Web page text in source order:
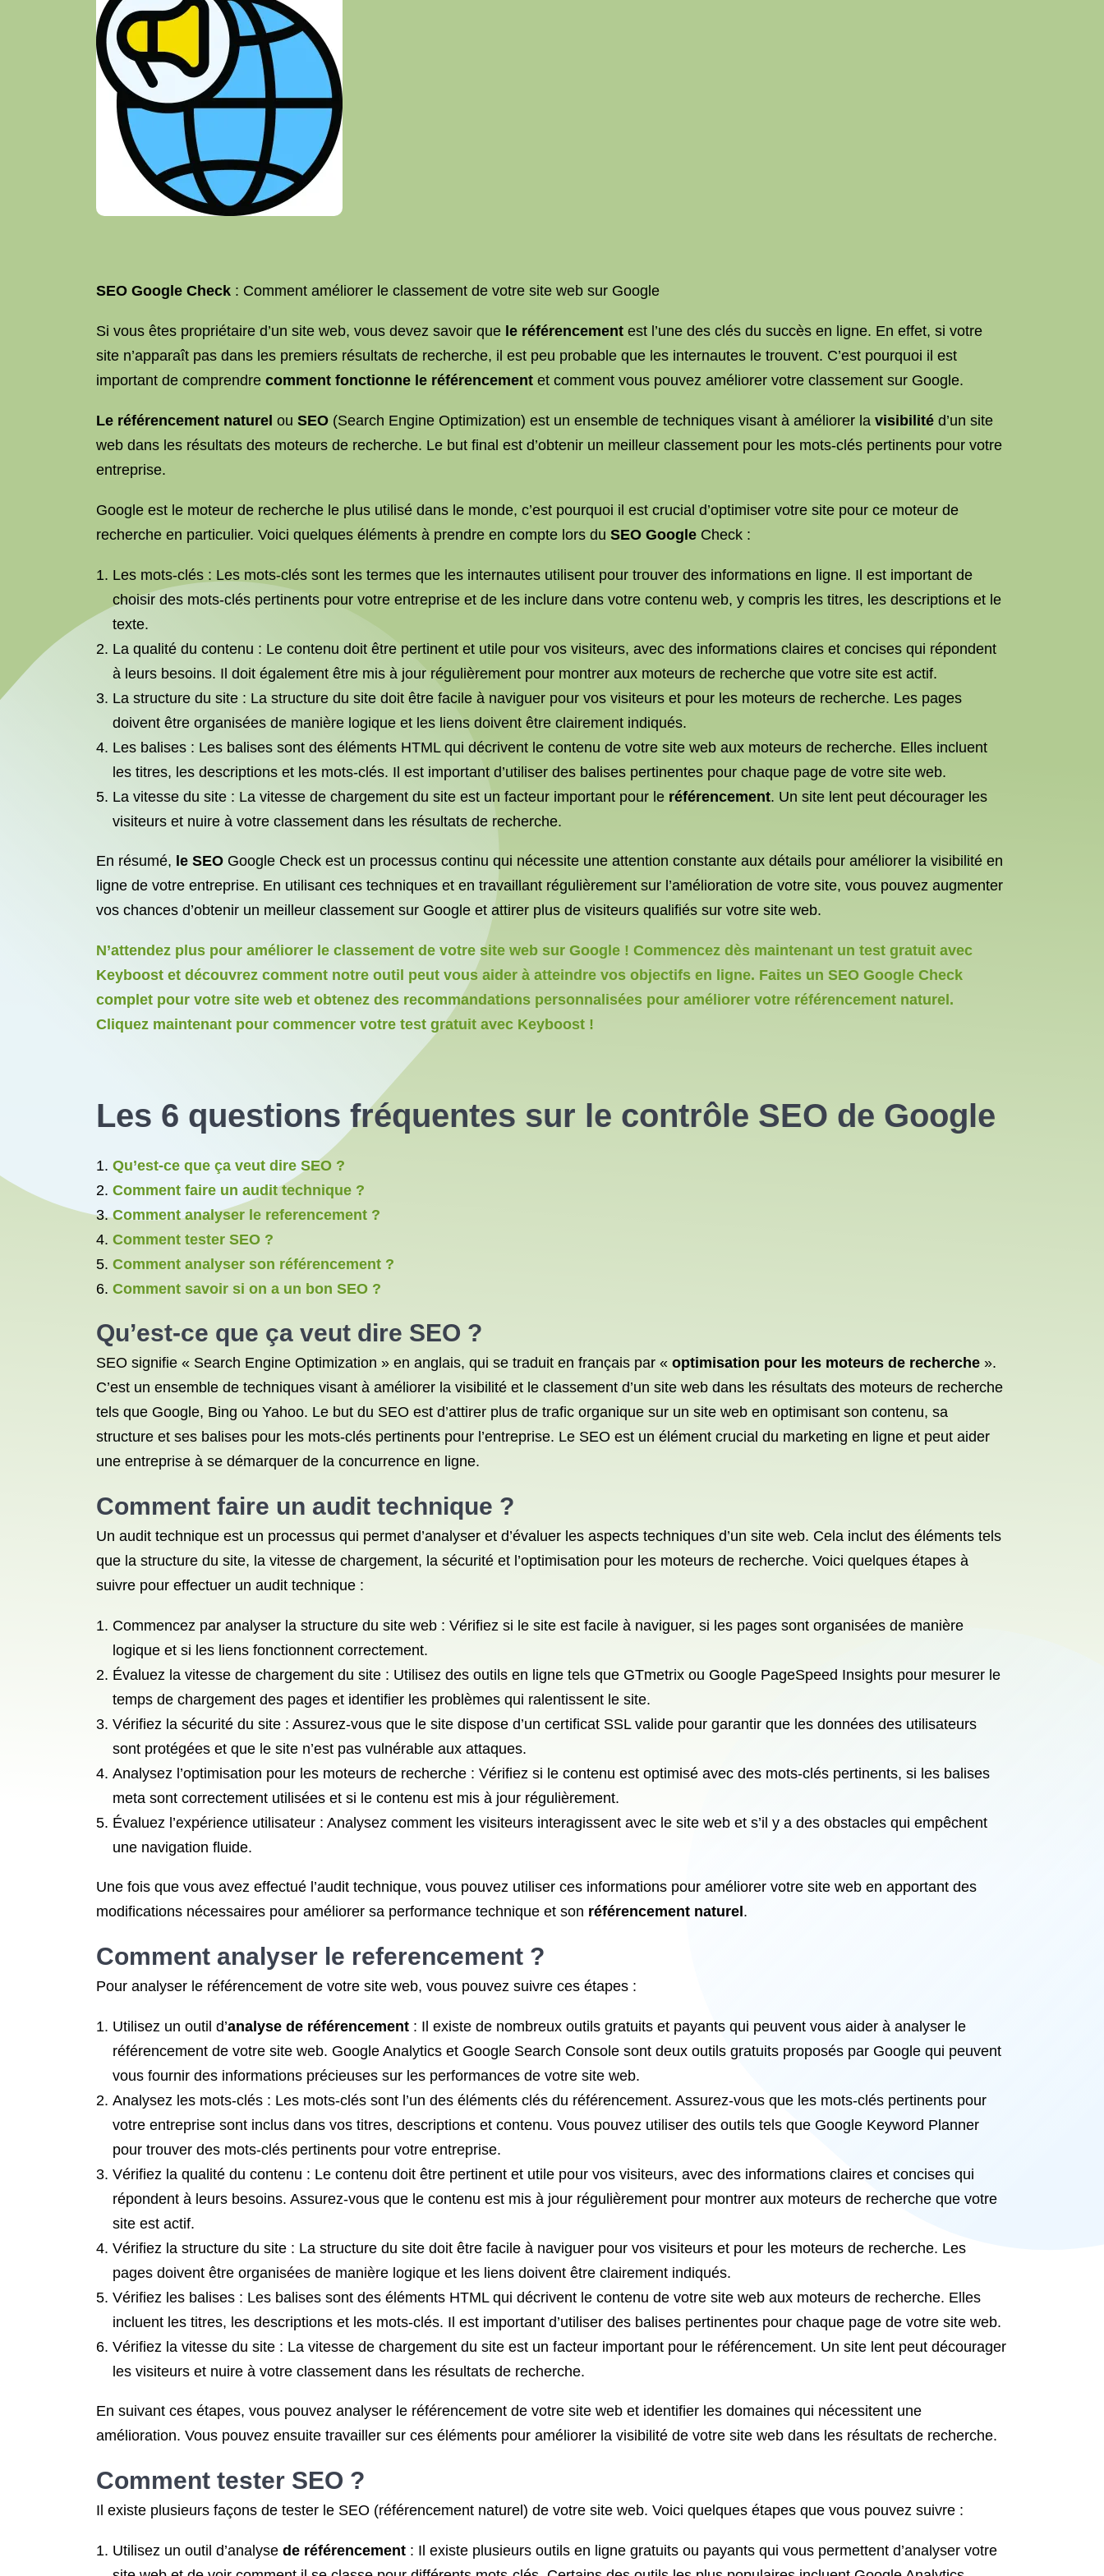
SEO Google Check : Comment améliorer le classement de votre site web sur Google
Si vous êtes propriétaire d’un site web, vous devez savoir que le référencement est l’une des clés du succès en ligne. En effet, si votre
site n’apparaît pas dans les premiers résultats de recherche, il est peu probable que les internautes le trouvent. C’est pourquoi il est
important de comprendre comment fonctionne le référencement et comment vous pouvez améliorer votre classement sur Google.
Le référencement naturel ou SEO (Search Engine Optimization) est un ensemble de techniques visant à améliorer la visibilité d’un site
web dans les résultats des moteurs de recherche. Le but final est d’obtenir un meilleur classement pour les mots-clés pertinents pour votre
entreprise.
Google est le moteur de recherche le plus utilisé dans le monde, c’est pourquoi il est crucial d’optimiser votre site pour ce moteur de
recherche en particulier. Voici quelques éléments à prendre en compte lors du SEO Google Check :
Les mots-clés : Les mots-clés sont les termes que les internautes utilisent pour trouver des informations en ligne. Il est important de
choisir des mots-clés pertinents pour votre entreprise et de les inclure dans votre contenu web, y compris les titres, les descriptions et le
texte.
La qualité du contenu : Le contenu doit être pertinent et utile pour vos visiteurs, avec des informations claires et concises qui répondent
à leurs besoins. Il doit également être mis à jour régulièrement pour montrer aux moteurs de recherche que votre site est actif.
La structure du site : La structure du site doit être facile à naviguer pour vos visiteurs et pour les moteurs de recherche. Les pages
doivent être organisées de manière logique et les liens doivent être clairement indiqués.
Les balises : Les balises sont des éléments HTML qui décrivent le contenu de votre site web aux moteurs de recherche. Elles incluent
les titres, les descriptions et les mots-clés. Il est important d’utiliser des balises pertinentes pour chaque page de votre site web.
La vitesse du site : La vitesse de chargement du site est un facteur important pour le référencement. Un site lent peut décourager les
visiteurs et nuire à votre classement dans les résultats de recherche.
En résumé, le SEO Google Check est un processus continu qui nécessite une attention constante aux détails pour améliorer la visibilité en
ligne de votre entreprise. En utilisant ces techniques et en travaillant régulièrement sur l’amélioration de votre site, vous pouvez augmenter
vos chances d’obtenir un meilleur classement sur Google et attirer plus de visiteurs qualifiés sur votre site web.
N’attendez plus pour améliorer le classement de votre site web sur Google ! Commencez dès maintenant un test gratuit avec
Keyboost et découvrez comment notre outil peut vous aider à atteindre vos objectifs en ligne. Faites un SEO Google Check
complet pour votre site web et obtenez des recommandations personnalisées pour améliorer votre référencement naturel.
Cliquez maintenant pour commencer votre test gratuit avec Keyboost !
Les 6 questions fréquentes sur le contrôle SEO de Google
Qu’est-ce que ça veut dire SEO ?
Comment faire un audit technique ?
Comment analyser le referencement ?
Comment tester SEO ?
Comment analyser son référencement ?
Comment savoir si on a un bon SEO ?
Qu’est-ce que ça veut dire SEO ?
SEO signifie « Search Engine Optimization » en anglais, qui se traduit en français par « optimisation pour les moteurs de recherche ».
C’est un ensemble de techniques visant à améliorer la visibilité et le classement d’un site web dans les résultats des moteurs de recherche
tels que Google, Bing ou Yahoo. Le but du SEO est d’attirer plus de trafic organique sur un site web en optimisant son contenu, sa
structure et ses balises pour les mots-clés pertinents pour l’entreprise. Le SEO est un élément crucial du marketing en ligne et peut aider
une entreprise à se démarquer de la concurrence en ligne.
Comment faire un audit technique ?
Un audit technique est un processus qui permet d’analyser et d’évaluer les aspects techniques d’un site web. Cela inclut des éléments tels
que la structure du site, la vitesse de chargement, la sécurité et l’optimisation pour les moteurs de recherche. Voici quelques étapes à
suivre pour effectuer un audit technique :
Commencez par analyser la structure du site web : Vérifiez si le site est facile à naviguer, si les pages sont organisées de manière
logique et si les liens fonctionnent correctement.
Évaluez la vitesse de chargement du site : Utilisez des outils en ligne tels que GTmetrix ou Google PageSpeed Insights pour mesurer le
temps de chargement des pages et identifier les problèmes qui ralentissent le site.
Vérifiez la sécurité du site : Assurez-vous que le site dispose d’un certificat SSL valide pour garantir que les données des utilisateurs
sont protégées et que le site n’est pas vulnérable aux attaques.
Analysez l’optimisation pour les moteurs de recherche : Vérifiez si le contenu est optimisé avec des mots-clés pertinents, si les balises
meta sont correctement utilisées et si le contenu est mis à jour régulièrement.
Évaluez l’expérience utilisateur : Analysez comment les visiteurs interagissent avec le site web et s’il y a des obstacles qui empêchent
une navigation fluide.
Une fois que vous avez effectué l’audit technique, vous pouvez utiliser ces informations pour améliorer votre site web en apportant des
modifications nécessaires pour améliorer sa performance technique et son référencement naturel .
Comment analyser le referencement ?
Pour analyser le référencement de votre site web, vous pouvez suivre ces étapes :
Utilisez un outil d’analyse de référencement : Il existe de nombreux outils gratuits et payants qui peuvent vous aider à analyser le
référencement de votre site web. Google Analytics et Google Search Console sont deux outils gratuits proposés par Google qui peuvent
vous fournir des informations précieuses sur les performances de votre site web.
Analysez les mots-clés : Les mots-clés sont l’un des éléments clés du référencement. Assurez-vous que les mots-clés pertinents pour
votre entreprise sont inclus dans vos titres, descriptions et contenu. Vous pouvez utiliser des outils tels que Google Keyword Planner
pour trouver des mots-clés pertinents pour votre entreprise.
Vérifiez la qualité du contenu : Le contenu doit être pertinent et utile pour vos visiteurs, avec des informations claires et concises qui
répondent à leurs besoins. Assurez-vous que le contenu est mis à jour régulièrement pour montrer aux moteurs de recherche que votre
site est actif.
Vérifiez la structure du site : La structure du site doit être facile à naviguer pour vos visiteurs et pour les moteurs de recherche. Les
pages doivent être organisées de manière logique et les liens doivent être clairement indiqués.
Vérifiez les balises : Les balises sont des éléments HTML qui décrivent le contenu de votre site web aux moteurs de recherche. Elles
incluent les titres, les descriptions et les mots-clés. Il est important d’utiliser des balises pertinentes pour chaque page de votre site web.
Vérifiez la vitesse du site : La vitesse de chargement du site est un facteur important pour le référencement. Un site lent peut décourager
les visiteurs et nuire à votre classement dans les résultats de recherche.
En suivant ces étapes, vous pouvez analyser le référencement de votre site web et identifier les domaines qui nécessitent une
amélioration. Vous pouvez ensuite travailler sur ces éléments pour améliorer la visibilité de votre site web dans les résultats de recherche.
Comment tester SEO ?
Il existe plusieurs façons de tester le SEO (référencement naturel) de votre site web. Voici quelques étapes que vous pouvez suivre :
Utilisez un outil d’analyse de référencement : Il existe plusieurs outils en ligne gratuits ou payants qui vous permettent d’analyser votre